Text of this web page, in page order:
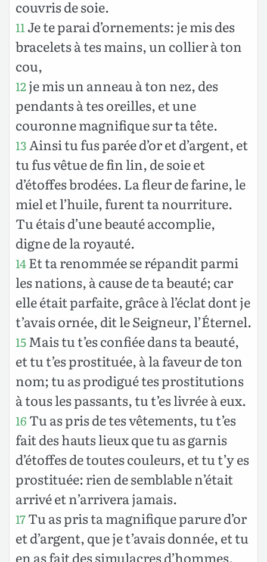
couvris de soie.
11 Je te parai d’ornements: je mis des
bracelets à tes mains, un collier à ton
cou,
12je mis un anneau à ton nez, des
pendants à tes oreilles, et une
couronne magnifique sur ta tête.
13Ainsi tu fus parée d’or et d’argent, et
tu fus vêtue de fin lin, de soie et
d’étoffes brodées. La fleur de farine, le
miel et l’huile, furent ta nourriture.
Tu étais d’une beauté accomplie,
digne de la royauté.
14Et ta renommée se répandit parmi
les nations, à cause de ta beauté; car
elle était parfaite, grâce à l’éclat dont je
t’avais ornée, dit le Seigneur, l’Éternel.
15Mais tu t’es confiée dans ta beauté,
et tu t’es prostituée, à la faveur de ton
nom; tu as prodigué tes prostitutions
à tous les passants, tu t’es livrée à eux.
16 Tu as pris de tes vêtements, tu t’es
fait des hauts lieux que tu as garnis
d’étoffes de toutes couleurs, et tu t’y es
prostituée: rien de semblable n’était
arrivé et n’arrivera jamais.
17Tu as pris ta magnifique parure d’or
et d’argent, que je t’avais donnée, et tu
en as fait des simulacres d’hommes,